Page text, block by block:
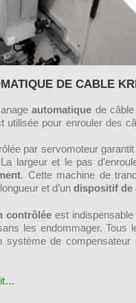
DE CABLE
automatique de
utilisée pour enrouler des
par servomoteur
largeur et le pas
. Cette machine de
et d’un dispositif de
contrôlée est
les endommager.Tous
système de compensateur